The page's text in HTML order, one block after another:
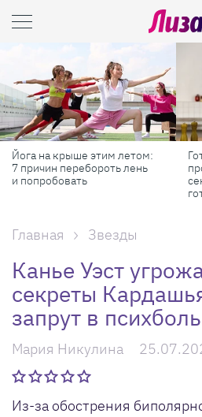
Йога на крыше этим летом:
7 причин перебороть лень
и попробовать
Главная Звезды
Канье Уэст
секреты
запрут в
Мария Никулина
Из-за обострения